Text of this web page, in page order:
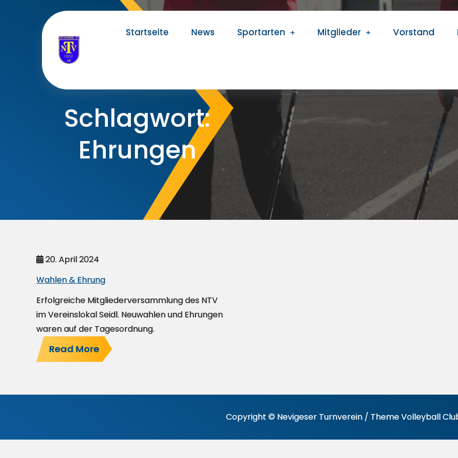
Startseite News Sportarten Mitglieder Vorstand
Schlagwort:
Ehrungen
20. April 2024
Wahlen & Ehrung
Erfolgreiche Mitgliederversammlung des NTV
im Vereinslokal Seidl. Neuwahlen und Ehrungen
waren auf der Tagesordnung.
Read More
Copyright © Nevigeser Turnverein / Theme Volleyball